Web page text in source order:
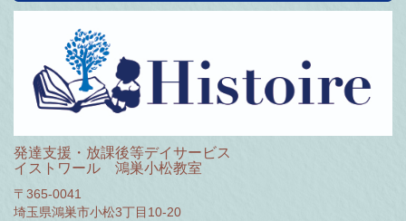
発達支援・放課後等デイサービス
イストワール 鴻巣小松教室
〒365-0041
埼玉県鴻巣市小松3丁目10-20